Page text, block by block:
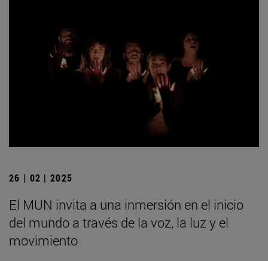
26 | 02 | 2025
El MUN invita a una inmersión en el inicio
del mundo a través de la voz, la luz y el
movimiento